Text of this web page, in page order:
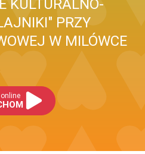
KULTURALNO-
PRZY
W MILÓWCE
online